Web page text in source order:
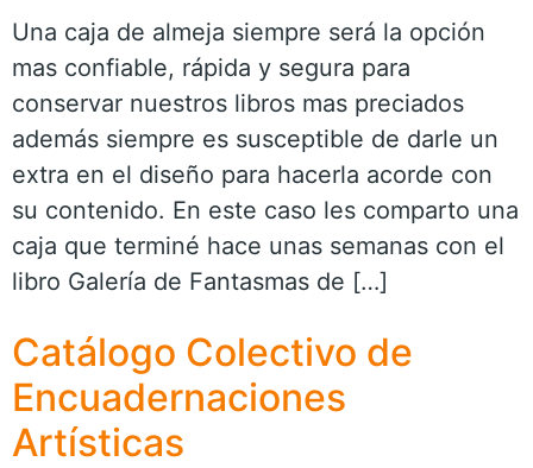
Una caja de almeja siempre será la opción
mas confiable, rápida y segura para
conservar nuestros libros mas preciados
además siempre es susceptible de darle un
extra en el diseño para hacerla acorde con
su contenido. En este caso les comparto una
caja que terminé hace unas semanas con el
libro Galería de Fantasmas de […]
Catálogo Colectivo de
Encuadernaciones
Artísticas